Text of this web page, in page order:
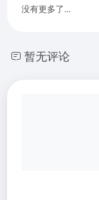
没有更多了...
暂无评论